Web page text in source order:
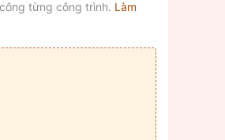
từng công trình. Làm